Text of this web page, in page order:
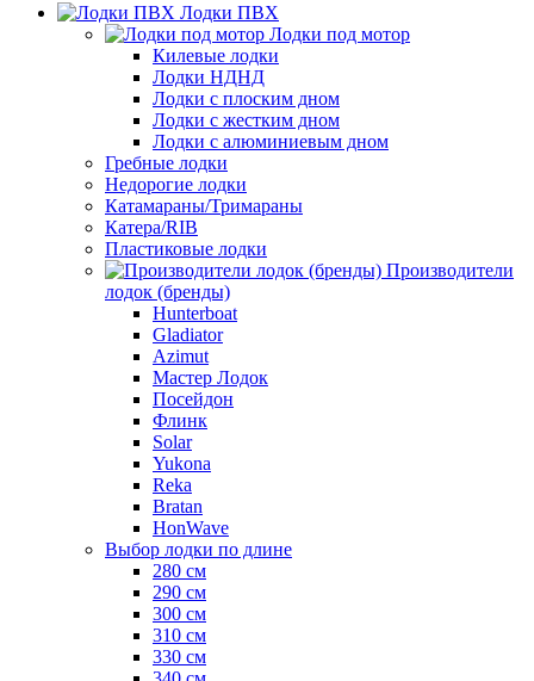
Лодки ПВХ
Лодки под мотор
Килевые лодки
Лодки НДНД
Лодки с плоским дном
Лодки с жестким дном
Лодки с алюминиевым дном
Гребные лодки
Недорогие лодки
Катамараны/Тримараны
Катера/RIB
Пластиковые лодки
Производители
лодок (бренды)
Hunterboat
Gladiator
Azimut
Мастер Лодок
Посейдон
Флинк
Solar
Yukona
Reka
Bratan
HonWave
Выбор лодки по длине
280 см
290 см
300 см
310 см
330 см